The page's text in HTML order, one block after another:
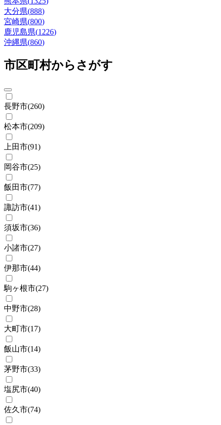
大分県(888)
宮崎県(800)
鹿児島県(1226)
沖縄県(860)
市区町村からさがす
長野市(260)
松本市(209)
上田市(91)
岡谷市(25)
飯田市(77)
諏訪市(41)
須坂市(36)
小諸市(27)
伊那市(44)
駒ヶ根市(27)
中野市(28)
大町市(17)
飯山市(14)
茅野市(33)
塩尻市(40)
佐久市(74)